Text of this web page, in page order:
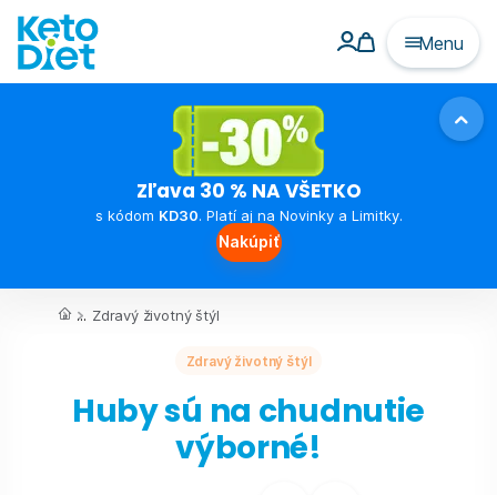
Menu
Zľava 30 % NA VŠETKO
s kódom KD30. Platí aj na Novinky a Limitky.
Nakúpiť
... Zdravý životný štýl
Zdravý životný štýl
Huby sú na chudnutie
výborné!